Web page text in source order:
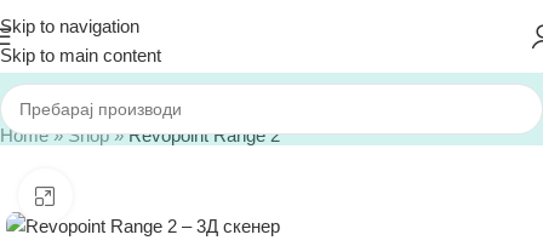
Skip to navigation
Skip to main content
Home»Shop»Revopoint Range 2